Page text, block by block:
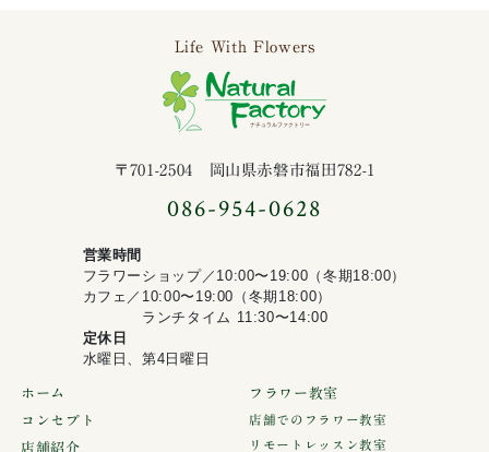
Life With Flowers
ナチュラルフ
〒701-2504 岡山県赤磐市福田782-1
086-954-0628
営業時間
フラワーショップ／10:00〜19:00（冬期18:00）
カフェ／10:00〜19:00（冬期18:00）
ランチタイム 11:30〜14:00
定休日
水曜日、第4日曜日
ホーム
コンセプト
店舗紹介
フラワー教室
店舗でのフラワー教室
リモートレッスン教室